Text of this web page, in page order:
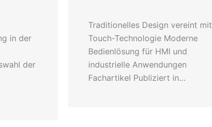
in der
der
Traditionelles Design vereint mit
Touch-Technologie Moderne
Bedienlösung für HMI und
industrielle Anwendungen
Fachartikel Publiziert in…